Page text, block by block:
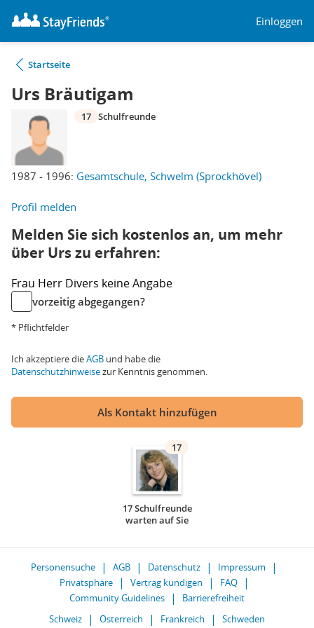
Einloggen
Startseite
Urs Bräutigam
1987 - 1996: Gesamtschule, Schwelm (Sprockhövel)
17 Schulfreunde
Profil melden
Melden Sie sich kostenlos an, um mehr
über Urs zu erfahren:
Frau Herr Divers keine Angabe
vorzeitig abgegangen?
* Pflichtfelder
Ich akzeptiere dieAGB und habe die
Datenschutzhinweisezur Kenntnis genommen.
Als Kontakt hinzufügen
17
17 Schulfreunde
warten auf Sie
Personensuche AGB Datenschutz
Impressum
Privatsphäre
Vertrag kündigen
FAQ
Community Guidelines
Barrierefreiheit
Schweiz
Österreich Frankreich Schweden